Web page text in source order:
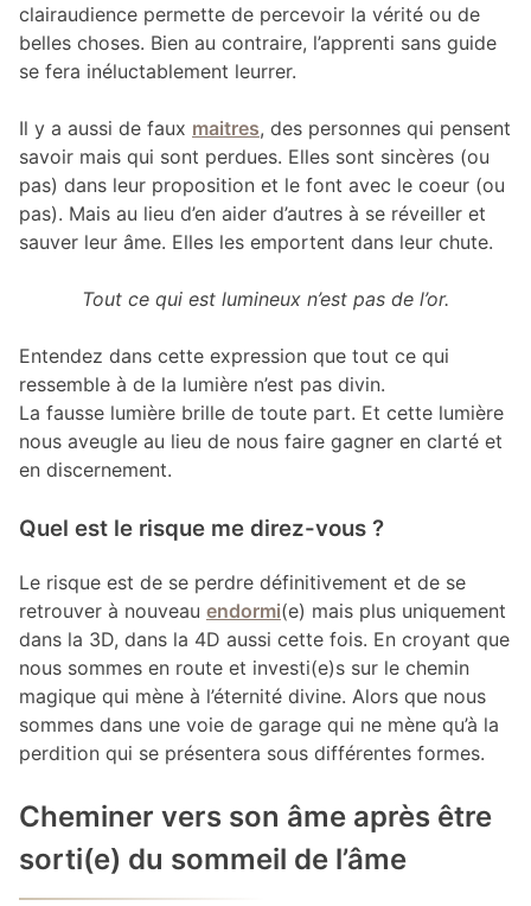
clairaudience permette de percevoir la vérité ou de
belles choses. Bien au contraire, l’apprenti sans guide
se fera inéluctablement leurrer.
Il y a aussi de faux maitres, des personnes qui pensent
savoir mais qui sont perdues. Elles sont sincères (ou
pas) dans leur proposition et le font avec le coeur (ou
pas). Mais au lieu d’en aider d’autres à se réveiller et
sauver leur âme. Elles les emportent dans leur chute.
Tout ce qui est lumineux n’est pas de l’or.
Entendez dans cette expression que tout ce qui
ressemble à de la lumière n’est pas divin.
La fausse lumière brille de toute part. Et cette lumière
nous aveugle au lieu de nous faire gagner en clarté et
en discernement.
Quel est le risque me direz-vous ?
Le risque est de se perdre définitivement et de se
retrouver à nouveau endormi(e) mais plus uniquement
dans la 3D, dans la 4D aussi cette fois. En croyant que
nous sommes en route et investi(e)s sur le chemin
magique qui mène à l’éternité divine. Alors que nous
sommes dans une voie de garage qui ne mène qu’à la
perdition qui se présentera sous différentes formes.
Cheminer vers son âme après être
sorti(e) du sommeil de l’âme